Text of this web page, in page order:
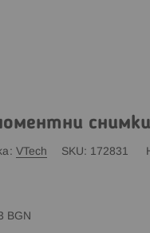
снимки
VTech SKU 172831
BGN